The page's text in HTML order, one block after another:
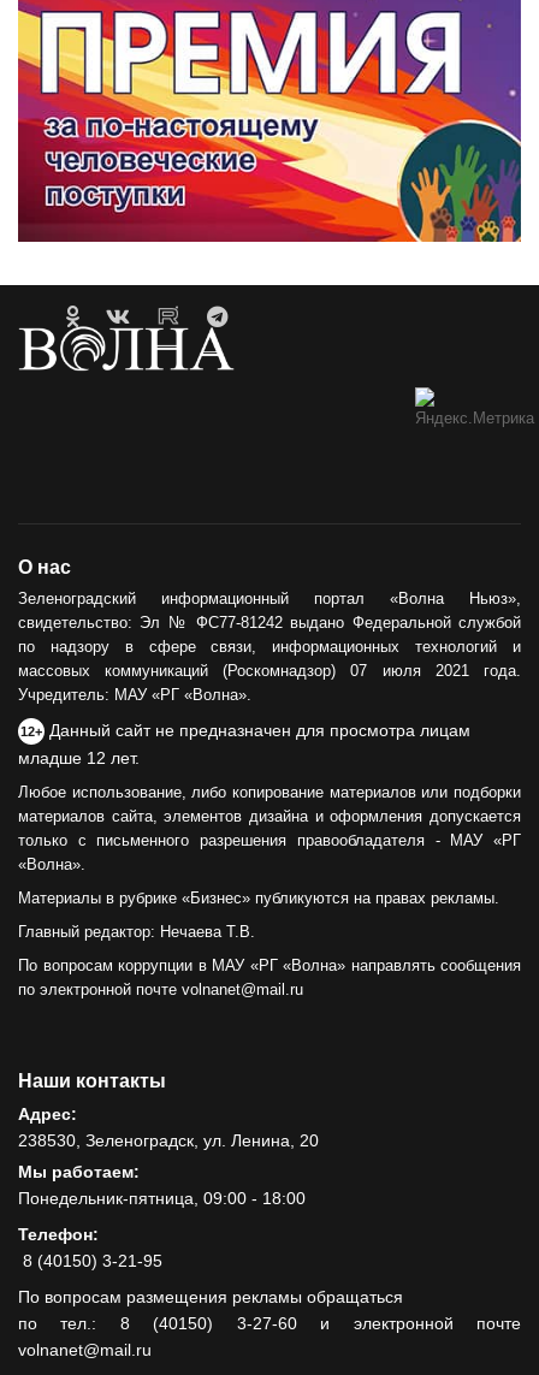
О нас
Зеленоградский информационный портал «Волна Ньюз»,
свидетельство: Эл № ФС77-81242 выдано Федеральной службой
по надзору в сфере связи, информационных технологий и
массовых коммуникаций (Роскомнадзор) 07 июля 2021 года.
Учредитель: МАУ «РГ «Волна».
12+ Данный сайт не предназначен для просмотра лицам
младше 12 лет.
Любое использование, либо копирование материалов или подборки
материалов сайта, элементов дизайна и оформления допускается
только с письменного разрешения правообладателя - МАУ «РГ
«Волна».
Материалы в рубрике «Бизнес» публикуются на правах рекламы.
Главный редактор: Нечаева Т.В.
По вопросам коррупции в МАУ «РГ «Волна» направлять сообщения
по электронной почте volnanet@mail.ru
Наши контакты
Адрес:
238530, Зеленоградск, ул. Ленина, 20
Мы работаем:
Понедельник-пятница, 09:00 - 18:00
Телефон:
8 (40150) 3-21-95
По вопросам размещения рекламы обращаться
по тел.: 8 (40150) 3-27-60 и электронной почте
volnanet@mail.ru